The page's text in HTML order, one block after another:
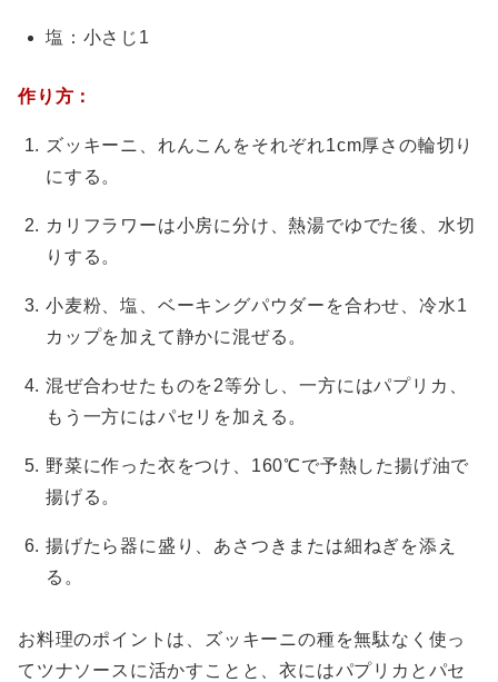
塩：小さじ1
作り方：
ズッキーニ、れんこんをそれぞれ1cm厚さの輪切り
にする。
カリフラワーは小房に分け、熱湯でゆでた後、水切
りする。
小麦粉、塩、ベーキングパウダーを合わせ、冷水1
カップを加えて静かに混ぜる。
混ぜ合わせたものを2等分し、一方にはパプリカ、
もう一方にはパセリを加える。
野菜に作った衣をつけ、160℃で予熱した揚げ油で
揚げる。
揚げたら器に盛り、あさつきまたは細ねぎを添え
る。
お料理のポイントは、ズッキーニの種を無駄なく使っ
てツナソースに活かすことと、衣にはパプリカとパセ